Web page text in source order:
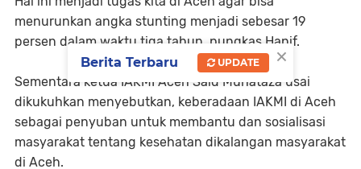
menurunkan angka stunting menjadi sebesar 19
persen dalam waktu tiga tahun, pungkas Hanif.
Sementara ketua IAKMI Aceh Said Muhataza usai
dikukuhkan menyebutkan, keberadaan IAKMI di Aceh
sebagai penyuban untuk membantu dan sosialisasi
masyarakat tentang kesehatan dikalangan masyarakat
di Aceh.
×
Berita Terbaru UPDATE